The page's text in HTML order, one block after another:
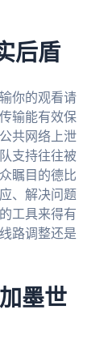
后盾
你的观看请
输能有效保
共网络上泄
支持往往被
瞩目的德比
、解决问题
工具来得有
路调整还是
墨世